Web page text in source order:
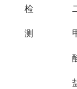
检
测